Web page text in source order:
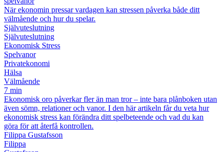
När ekonomin pressar vardagen kan stressen påverka både ditt
välmående och hur du spelar.
Självuteslutning
Självuteslutning
Ekonomisk Stress
Spelvanor
Privatekonomi
Hälsa
Välmående
7 min
Ekonomisk oro påverkar fler än man tror – inte bara plånboken utan
även sömn, relationer och vanor. I den här artikeln får du veta hur
ekonomisk stress kan förändra ditt spelbeteende och vad du kan
göra för att återfå kontrollen.
Filippa Gustafsson
Filippa